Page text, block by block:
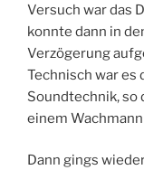
Versuch war das
konnte dann in
Verzögerung
Technisch war es
Soundtechnik, so
einem
Dann gings